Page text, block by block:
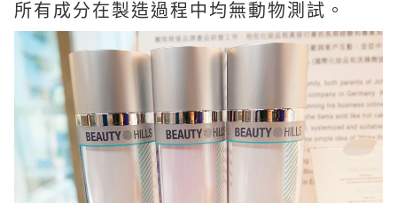
所有成分在製造過程中均無動物測試。